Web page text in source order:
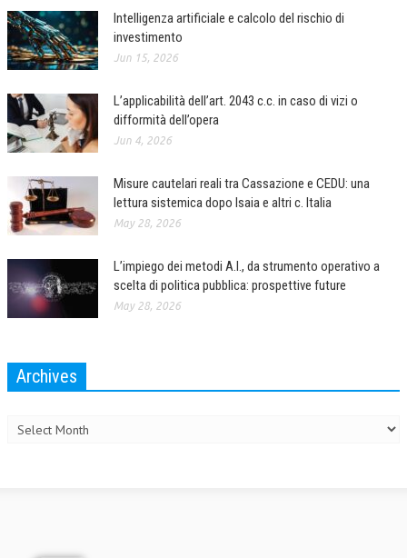
PERSONA E CITTÀ
L’UMANISTA
DIRITTO
DIRITTO PENALE D’IMPRESA
DIRITTO DEL WEB
DIRITTO DELLE IMPRESE IN CRISI
CRIMINOLOGIA E CRIMINALISTICA
SICUREZZA SUL LAVORO
DIRITTO TRIBUTARIO
FISCALITÀ INTERNAZIONALE
TAX RISK MANAGEMENT
Intelligenza artificiale e calcolo del rischio di
investimento
Jun 15, 2026
L’applicabilità dell’art. 2043 c.c. in caso di vizi o
difformità dell’opera
Jun 4, 2026
Misure cautelari reali tra Cassazione e CEDU: una
lettura sistemica dopo Isaia e altri c. Italia
May 28, 2026
L’impiego dei metodi A.I., da strumento operativo a
scelta di politica pubblica: prospettive future
May 28, 2026
Archives